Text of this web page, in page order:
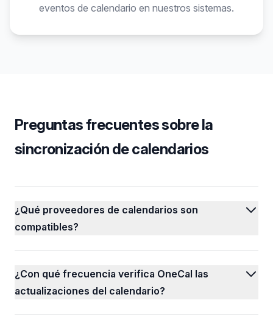
eventos de calendario en nuestros sistemas.
Preguntas frecuentes sobre la
sincronización de calendarios
¿Qué proveedores de calendarios son
compatibles?
¿Con qué frecuencia verifica OneCal las
actualizaciones del calendario?